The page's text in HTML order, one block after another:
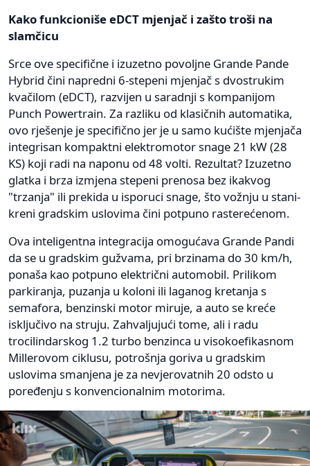
Kako funkcioniše eDCT mjenjač i zašto troši na
slamčicu
Srce ove specifične i izuzetno povoljne Grande Pande
Hybrid čini napredni 6-stepeni mjenjač s dvostrukim
kvačilom (eDCT), razvijen u saradnji s kompanijom
Punch Powertrain. Za razliku od klasičnih automatika,
ovo rješenje je specifično jer je u samo kućište mjenjača
integrisan kompaktni elektromotor snage 21 kW (28
KS) koji radi na naponu od 48 volti. Rezultat? Izuzetno
glatka i brza izmjena stepeni prenosa bez ikakvog
"trzanja" ili prekida u isporuci snage, što vožnju u stani-
kreni gradskim uslovima čini potpuno rasterećenom.
Ova inteligentna integracija omogućava Grande Pandi
da se u gradskim gužvama, pri brzinama do 30 km/h,
ponaša kao potpuno električni automobil. Prilikom
parkiranja, puzanja u koloni ili laganog kretanja s
semafora, benzinski motor miruje, a auto se kreće
isključivo na struju. Zahvaljujući tome, ali i radu
trocilindarskog 1.2 turbo benzinca u visokoefikasnom
Millerovom ciklusu, potrošnja goriva u gradskim
uslovima smanjena je za nevjerovatnih 20 odsto u
poređenju s konvencionalnim motorima.